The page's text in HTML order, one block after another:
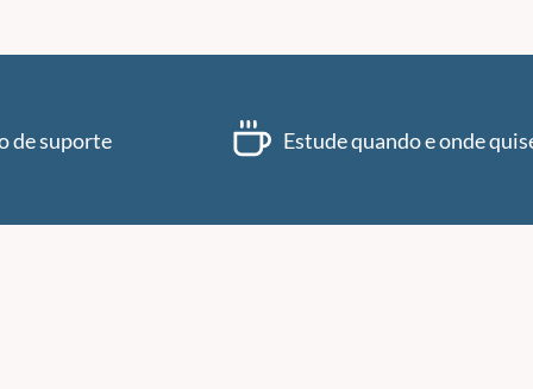
de suporte Estude quando e onde